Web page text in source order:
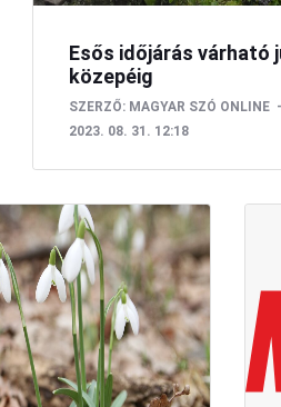
Esős időjárás várható
közepéig
SZERZŐ: MAGYAR SZÓ ONLINE
2023. 08. 31. 12:18